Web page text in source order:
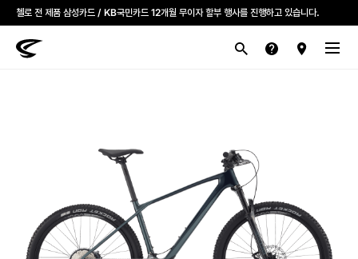
첼로 전 제품 삼성카드 / KB국민카드 12개월 무이자 할부 행사를 진행하고 있습니다.